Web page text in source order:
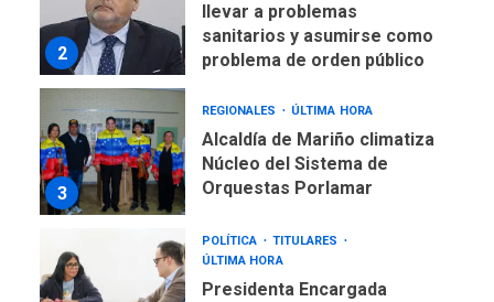
2
llevar a problemas
sanitarios y asumirse como
problema de orden público
3
REGIONALES ÚLTIMA HORA
Alcaldía de Mariño climatiza
Núcleo del Sistema de
Orquestas Porlamar
POLÍTICA
TITULARES
ÚLTIMA HORA
Presidenta Encargada